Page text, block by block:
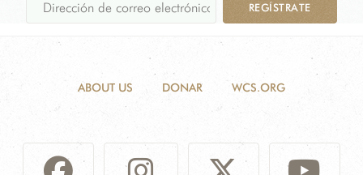
REGÍSTRATE
ABOUT US DONAR WCS.ORG